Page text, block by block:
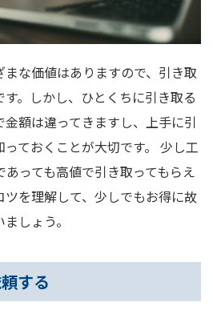
な価値はありますので、引き取
。しかし、ひとくちに引き取る
金額は違ってきますし、上手に引
ておくことが大切です。 少し工
っても高値で引き取ってもらえ
ツを理解して、少しでもお得に故
しょう。
する